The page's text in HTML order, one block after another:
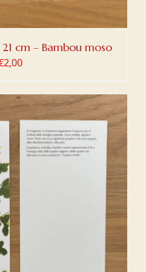
cm – Bambou moso
2,00